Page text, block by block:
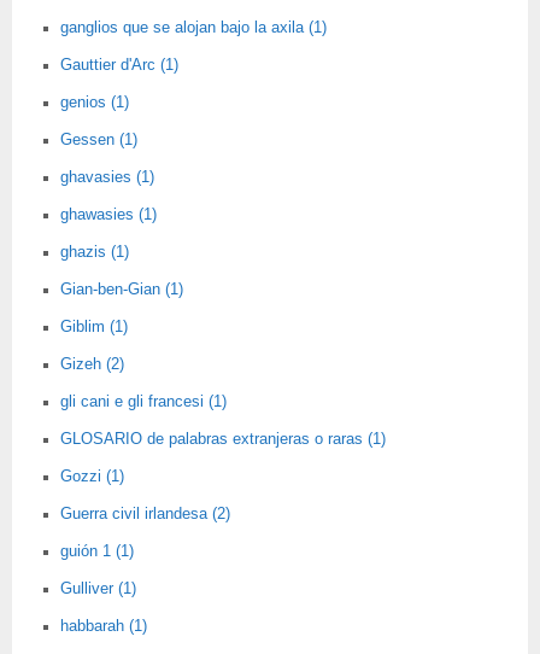
ganglios que se alojan bajo la axila (1)
Gauttier d'Arc (1)
genios (1)
Gessen (1)
ghavasies (1)
ghawasies (1)
ghazis (1)
Gian-ben-Gian (1)
Giblim (1)
Gizeh (2)
gli cani e gli francesi (1)
GLOSARIO de palabras extranjeras o raras (1)
Gozzi (1)
Guerra civil irlandesa (2)
guión 1 (1)
Gulliver (1)
habbarah (1)